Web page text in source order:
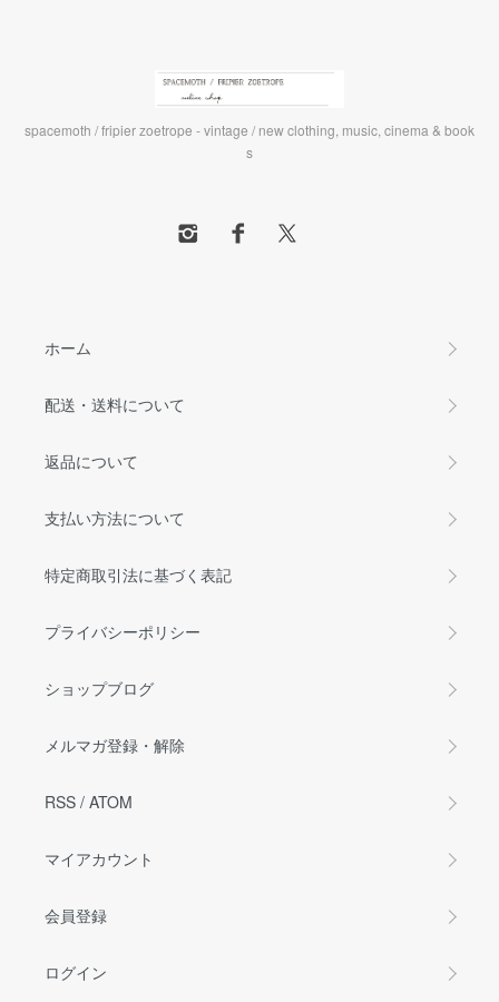
spacemoth / fripier zoetrope - vintage / new clothing, music, cinema & book
s
ホーム
配送・送料について
返品について
支払い方法について
特定商取引法に基づく表記
プライバシーポリシー
ショップブログ
メルマガ登録・解除
RSS / ATOM
マイアカウント
会員登録
ログイン